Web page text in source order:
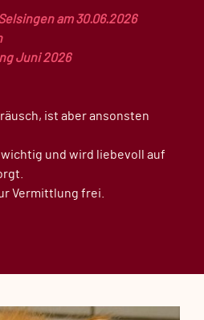
am 30.06.2026
Juni 2026
ist aber ansonsten
und wird liebevoll auf
Vermittlung frei.